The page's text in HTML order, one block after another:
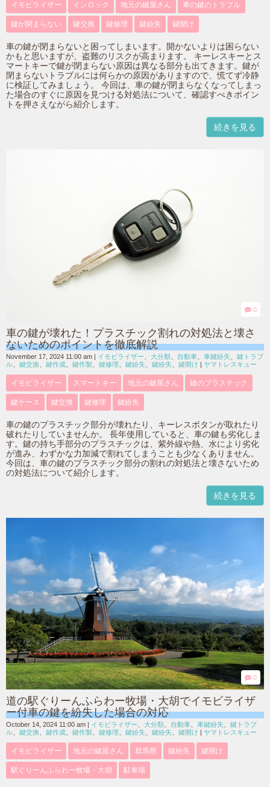
イモビライザー インロック 地元の鍵屋さん 車の鍵のトラブル
鍵が閉まらない 鍵交換 鍵修理 鍵紛失 鍵開け
車の鍵が閉まらないと困ってしまいます。開かないよりは困らない
かもと思いますが、盗難のリスクが高まります。 キーレスキーとス
マートキーで鍵が閉まらない原因は異なる部分も出てきます。鍵が
閉まらないトラブルには何らかの原因がありますので、慌てず冷静
に検証してみましょう。 今回は、車の鍵が閉まらなくなってしまっ
た場合のすぐに原因を見つける対処法について、確認すべきポイン
トを押さえながら紹介します。
続きを見る
0
車の鍵が壊れた！プラスチック割れの対処法と壊さ
ないためのポイントを徹底解説
November 17, 2024 11:00 am | イモビライザー 大分類 自動車 車鍵紛失
鍵トラブ
ル
鍵交換 鍵作成 鍵作製 鍵修理 鍵紛失 鍵紛失 鍵開け | ヤマトレスキュー
イモビライザー スマートキー 地元の鍵屋さん 鍵のプラスチック
鍵ケース 鍵交換 鍵修理 鍵紛失
車の鍵のプラスチック部分が壊れたり、キーレスボタンが取れたり
破れたりしていませんか。 長年使用していると、車の鍵も劣化しま
す。鍵の持ち手部分のプラスチックは、紫外線や熱、水により劣化
が進み、わずかな力加減で割れてしまうことも少なくありません。
今回は、車の鍵のプラスチック部分の割れの対処法と壊さないため
の対処法について紹介します。
続きを見る
0
道の駅ぐりーんふらわー牧場・大胡でイモビライザ
ー付車の鍵を紛失した場合の対応
October 14, 2024 11:00 am | イモビライザー 大分類 自動車 車鍵紛失
鍵トラブ
ル
鍵交換 鍵作成 鍵作製 鍵修理 鍵紛失 鍵紛失 鍵開け | ヤマトレスキュー
イモビライザー 地元の鍵屋さん 群馬県 鍵紛失 鍵開け
駅ぐりーんふらわー牧場・大胡 駐車場